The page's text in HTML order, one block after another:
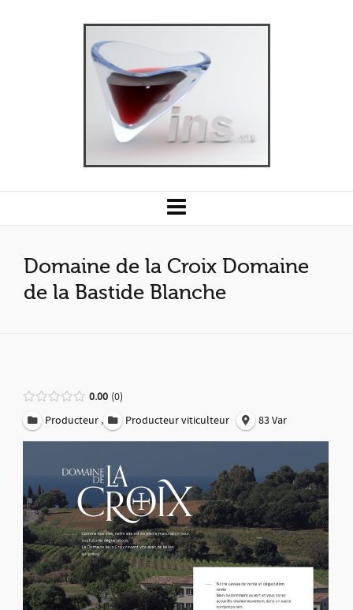
Domaine de la Croix Domaine
de la Bastide Blanche
0.00 0
Producteur , Producteur viticulteur 83 Var